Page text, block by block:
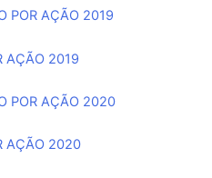
POR AÇÃO 2019
AÇÃO 2019
POR AÇÃO 2020
AÇÃO 2020